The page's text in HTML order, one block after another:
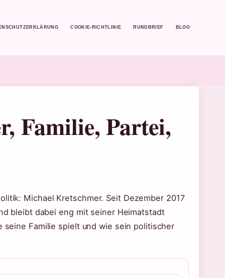
COOKIE-RICHTLINIE RUNDBRIEF BLOG
Familie, Partei,
Michael Kretschmer. Seit Dezember 2017
bleibt dabei eng mit seiner Heimatstadt
seine Familie spielt und wie sein politischer